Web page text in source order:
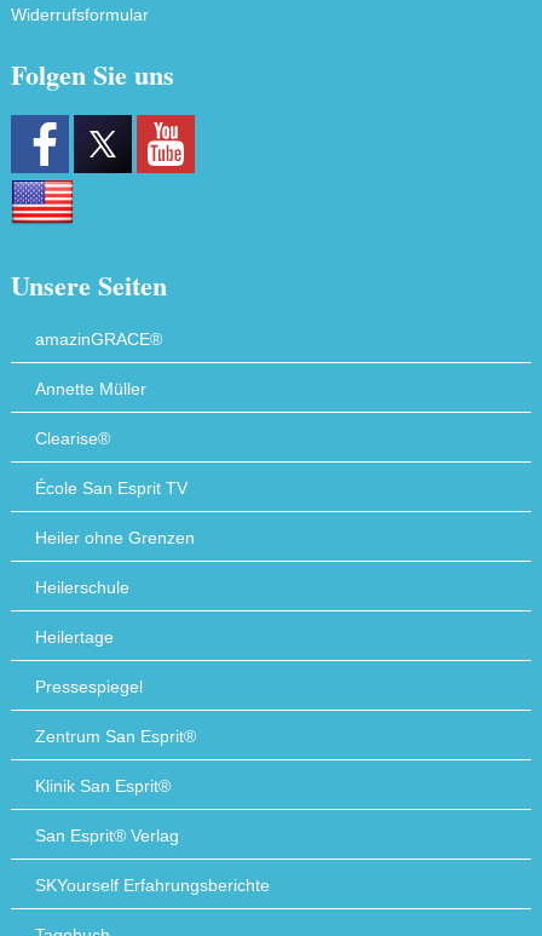
Widerrufsformular
Folgen Sie uns
Unsere Seiten
amazinGRACE®
Annette Müller
Clearise®
École San Esprit TV
Heiler ohne Grenzen
Heilerschule
Heilertage
Pressespiegel
Zentrum San Esprit®
Klinik San Esprit®
San Esprit® Verlag
SKYourself Erfahrungsberichte